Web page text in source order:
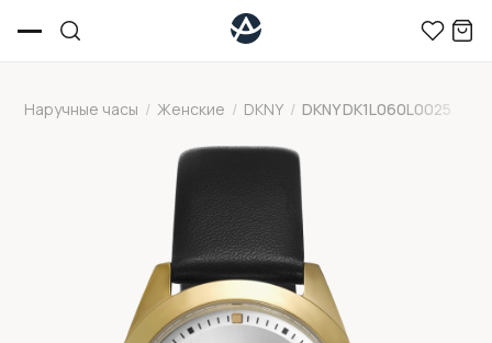
Наручные часы / Женские / DKNY / DKNY DK1L060L0025